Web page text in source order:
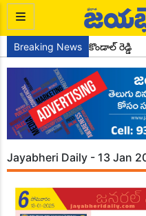
Breaking News
అధ్యక్షులుగా చాడ కొండాల్ రెడ్డి
Jayabheri Daily - 13 Jan